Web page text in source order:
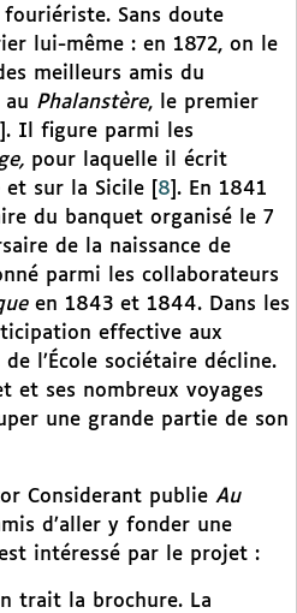
Sans doute
lui-même : en 1872, on le
meilleurs amis du
au Phalanstère, le premier
. Il figure parmi les
pour laquelle il écrit
et sur la Sicile
8 . En 1841
du banquet organisé le 7
de la naissance de
parmi les collaborateurs
en 1843 et 1844. Dans les
effective aux
l’École sociétaire décline.
et ses nombreux voyages
une grande partie de son
Considerant publie Au
d’aller y fonder une
intéressé par le projet :
trait la brochure. La